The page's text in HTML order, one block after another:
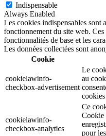
Indispensable
Always Enabled
Les cookies indispensables sont
fonctionnement du site web. Ces
fonctionnalités de base et les
Les données collectées sont
Cookie
cookielawinfo-
checkbox-advertisement
Le
au
cookielawinfo-
checkbox-analytics
Ce
Cookie
pour